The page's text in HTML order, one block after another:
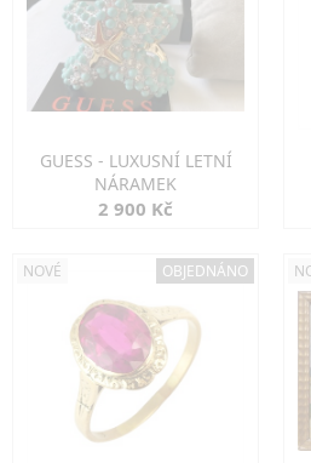
GUESS - LUXUSNÍ LETNÍ
NÁRAMEK
2 900 Kč
NOVÉ OBJEDNÁNO